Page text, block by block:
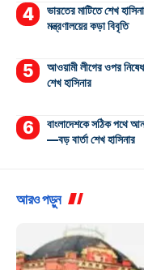
ভারতের মাটিতে শেখ
মন্ত্রণালয়ের কড়া বিবৃতি
আওয়ামী লীগের ওপর
শেখ হাসিনার
বাংলাদেশকে সঠিক পথে
—বড় বার্তা শেখ হাসিনার
আরও পড়ুন